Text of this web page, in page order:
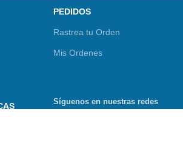
PEDIDOS
Rastrea tu Orden
Mis Ordenes
Síguenos en nuestras redes